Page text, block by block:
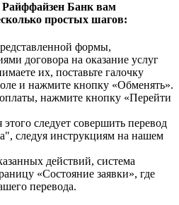
Райффайзен Банк вам
простых шагов:
формы,
договора на оказание услуг
их, поставьте галочку
и нажмите кнопку «Обменять».
нажмите кнопку «Перейти
следует совершить перевод
следуя инструкциям на нашем
действий, система
«Состояние заявки», где
перевода.